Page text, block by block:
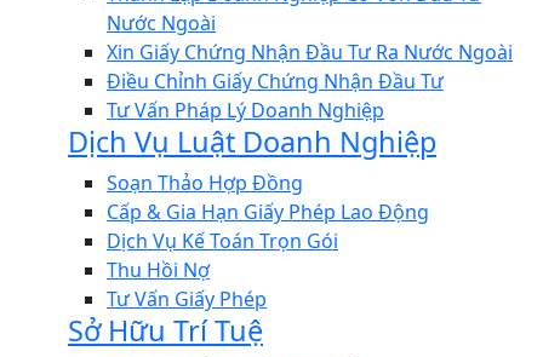
Nước Ngoài
Xin Giấy Chứng Nhận Đầu Tư Ra Nước Ngoài
Điều Chỉnh Giấy Chứng Nhận Đầu Tư
Tư Vấn Pháp Lý Doanh Nghiệp
Dịch Vụ Luật Doanh Nghiệp
Soạn Thảo Hợp Đồng
Cấp & Gia Hạn Giấy Phép Lao Động
Dịch Vụ Kế Toán Trọn Gói
Thu Hồi Nợ
Tư Vấn Giấy Phép
Sở Hữu Trí Tuệ